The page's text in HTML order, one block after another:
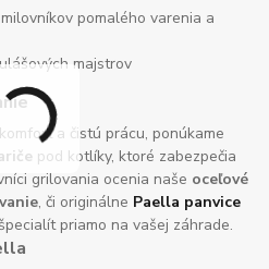
pomalého varenia a
majstrov
a čistú prácu, ponúkame
pod kotlíky, ktoré zabezpečia
grilovania ocenia naše oceľové
, či originálne Paella panvice
priamo na vašej záhrade.